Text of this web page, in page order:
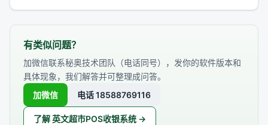
有类似问题？
加微信联系秘奥技术团队（电话同号），发你的软件版本和
具体现象，我们解答并可整理成问答。
加微信
电话 18588769116
了解 英文超市POS收银系统 →